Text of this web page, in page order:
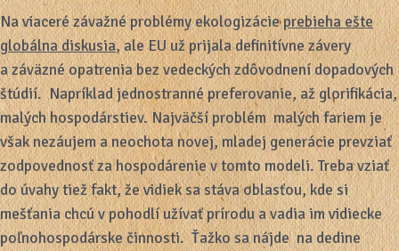
Na viaceré závažné problémy ekologizácieprebieha ešte
globálna diskusia, ale EU už prijala definitívne závery
a záväzné opatrenia bez vedeckých zdôvodnení dopadových
štúdií. Napríklad jednostranné preferovanie, až glorifikácia,
malých hospodárstiev. Najväčší problém malých fariem je
však nezáujem a neochota novej, mladej generácie prevziať
zodpovednosť za hospodárenie v tomto modeli. Treba vziať
do úvahy tiež fakt, že vidiek sa stáva oblasťou, kde si
mešťania chcú v pohodlí užívať prírodu a vadia im vidiecke
poľnohospodárske činnosti. Ťažko sa nájde na dedine